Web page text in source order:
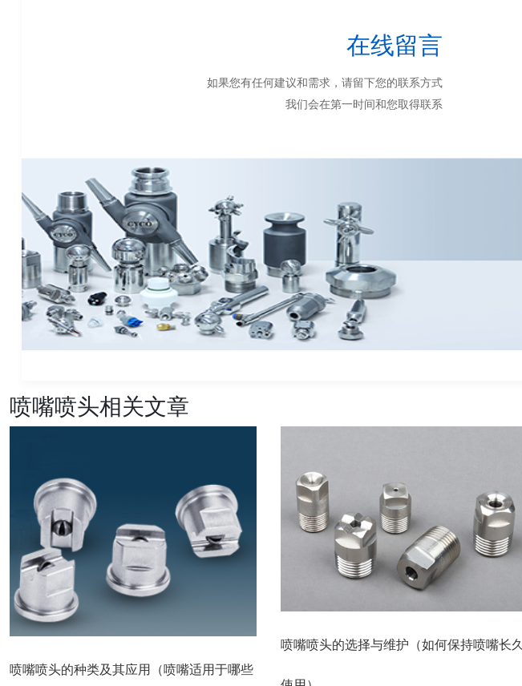
在线留言
如果您有任何建议和需求，请留下您的联系方式
我们会在第一时间和您取得联系
喷嘴喷头相关文章
喷嘴喷头的种类及其应用（喷嘴适用于哪些
喷嘴喷头的选择与维护（如何保持喷嘴长久